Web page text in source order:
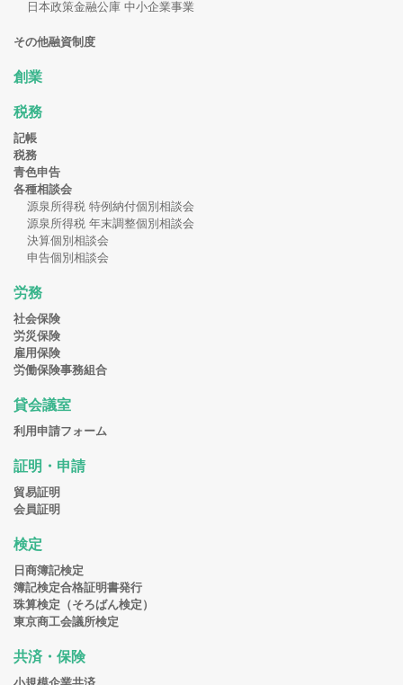
日本政策金融公庫 中小企業事業
その他融資制度
創業
税務
記帳
税務
青色申告
各種相談会
源泉所得税 特例納付個別相談会
源泉所得税 年末調整個別相談会
決算個別相談会
申告個別相談会
労務
社会保険
労災保険
雇用保険
労働保険事務組合
貸会議室
利用申請フォーム
証明・申請
貿易証明
会員証明
検定
日商簿記検定
簿記検定合格証明書発行
珠算検定（そろばん検定）
東京商工会議所検定
共済・保険